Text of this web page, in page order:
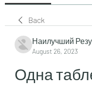
Back
Наилучший
August 26, 2023
Одна